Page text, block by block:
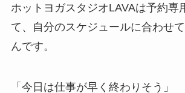
ホットヨガスタジオLAVAは予約専
て、自分のスケジュールに合わせ
んです。
「今日は仕事が早く終わりそう」